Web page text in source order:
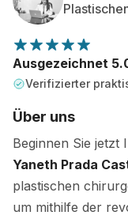
Ausgezeichnet
Verifizierter
Über uns
Beginnen Sie jetzt
Yaneth Prada
plastischen
um mithilfe der